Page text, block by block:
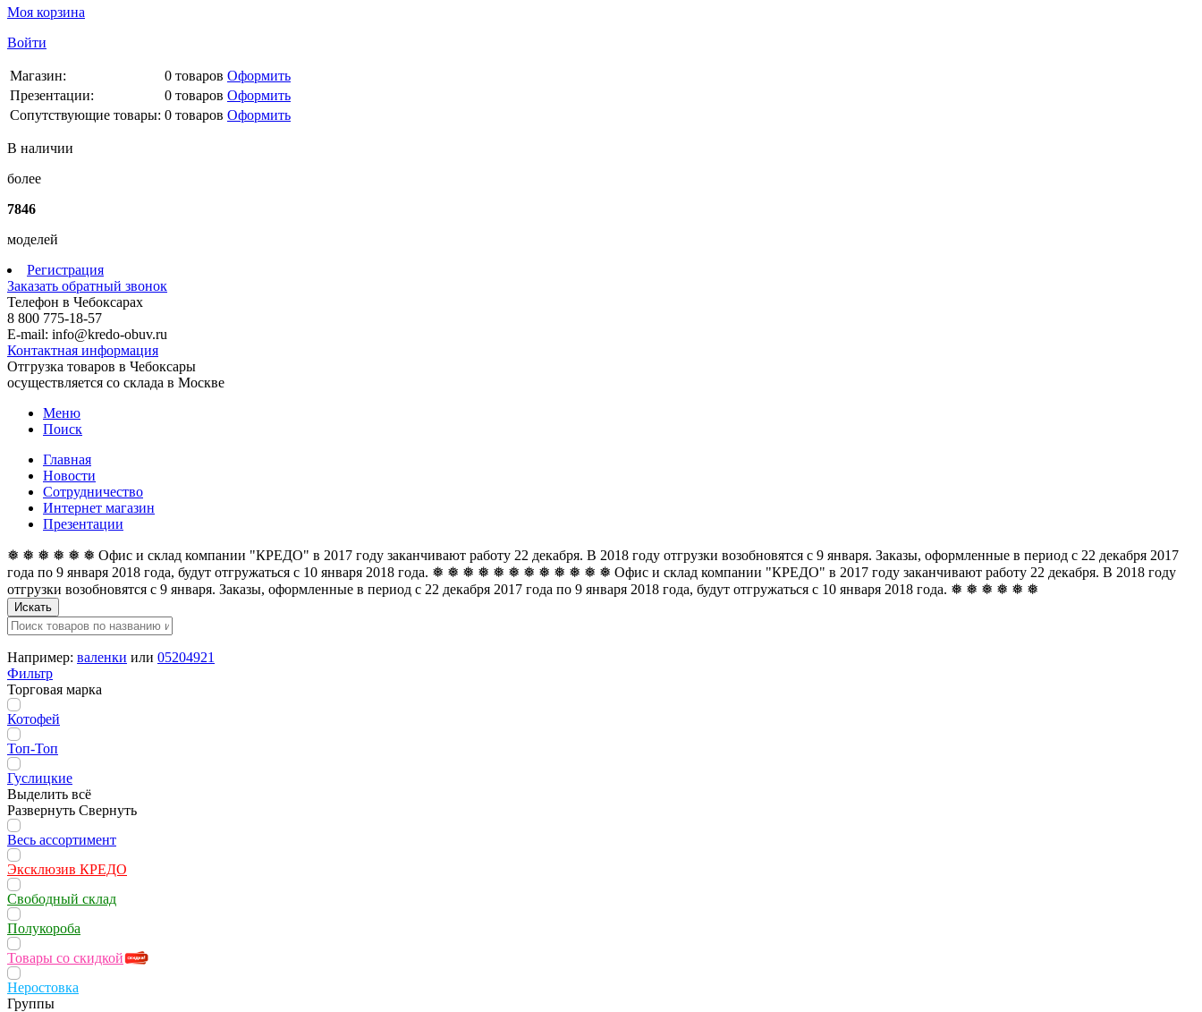
Моя корзина
Войти
Магазин: 0 товаров Оформить
Презентации:
0 товаров Оформить
Сопутствующие товары: 0 товаров Оформить
В наличии
более
7846
моделей
Регистрация
Заказать обратный звонок
Телефон в Чебоксарах
8 800 775-18-57
E-mail: info@kredo-obuv.ru
Контактная информация
Отгрузка товаров в Чебоксары
осуществляется со склада в Москве
Меню
Поиск
Главная
Новости
Сотрудничество
Интернет магазин
Презентации
❅ ❅ ❅ ❅ ❅ ❅ Офис и склад компании "КРЕДО" в 2017 году заканчивают работу 22 декабря. В 2018 году отгрузки возобновятся с 9 января. Заказы, оформленные в период с 22 декабря 2017
года по 9 января 2018 года, будут отгружаться с 10 января 2018 года. ❅ ❅ ❅ ❅ ❅ ❅ ❅ ❅ ❅ ❅ ❅ ❅ Офис и склад компании "КРЕДО" в 2017 году заканчивают работу 22 декабря. В 2018 году
отгрузки возобновятся с 9 января. Заказы, оформленные в период с 22 декабря 2017 года по 9 января 2018 года, будут отгружаться с 10 января 2018 года. ❅ ❅ ❅ ❅ ❅ ❅
Искать
Например: валенки или 05204921
Фильтр
Торговая марка
Котофей
Топ-Топ
Гуслицкие
Выделить всё
Развернуть Свернуть
Весь ассортимент
Эксклюзив КРЕДО
Свободный склад
Полукороба
Товары со скидкой
Неростовка
Группы